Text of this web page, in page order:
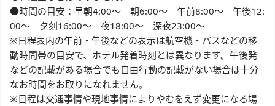
●時間の目安：早朝4:00～ 朝6:00～ 午前8:00～ 午後12:
00～ 夕刻16:00～ 夜18:00～ 深夜23:00～
※日程表内の午前・午後などの表示は航空機・バスなどの移
動時間帯の目安で、ホテル発着時刻とは異なります。午後発
などの記載がある場合でも自由行動の記載がない場合は十分
なお時間をお取りになれません。
※日程は交通事情や現地事情によりやむをえず変更になる場